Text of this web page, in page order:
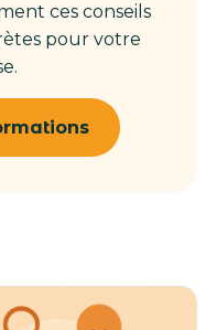
ces conseils
pour votre